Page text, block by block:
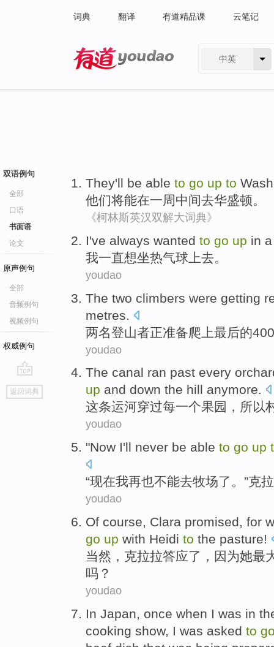
词典 翻译 有道精品课 云笔记
中英
双语例句
全部
口语
书面语
论文
原声例句
全部
音频例句
视频例句
权威例句
go
top
返回词典
They'll be able to go up to
他们将能在一周中间去华盛顿。
《柯林斯英汉双解大词典》
I've always wanted to go up in
我一直想坐热气球上去。
youdao
The two climbers were getting
metres.
两名登山者正准备爬上最后的
youdao
The canal ran past every
up and down the hill anymore.
这条运河穿过每一个果园，所以
youdao
"Now I'll never be able to go up
“现在我再也不能去牧场了 。”克
youdao
Of course, Clara promised, for
go up with Heidi to the pasture!
当然 ， 克拉拉答应了 ， 因为她最
吗 ？
youdao
In Japan, once when I was in
cooking show, I was asked to